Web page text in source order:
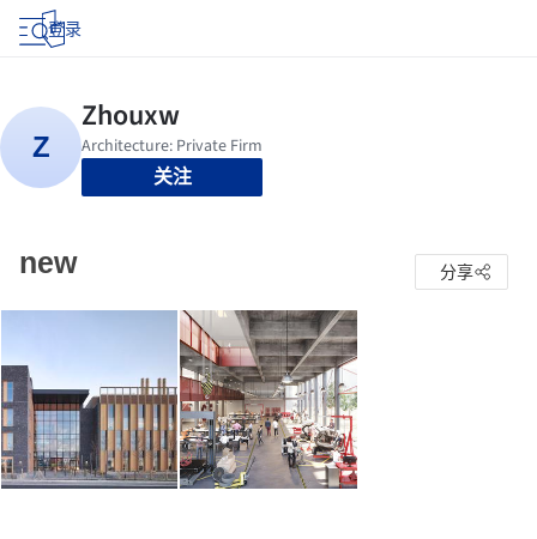
登录
关注
new 分享